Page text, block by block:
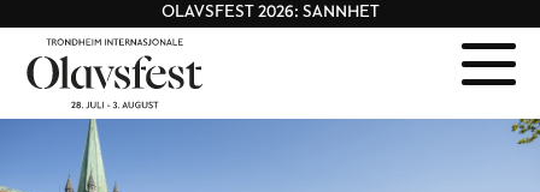
OLAVSFEST 2026: SANNHET